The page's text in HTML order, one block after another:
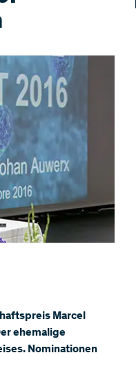
Marcel
ehemalige
Nominationen